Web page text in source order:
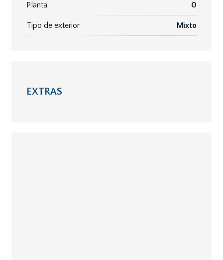
Planta 0
Tipo de exterior Mixto
EXTRAS